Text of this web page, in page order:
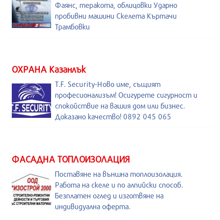
Фаянс, теракота, облицовки Ударно
пробивни машини Скелета Къртачи
Трамбовки
ОХРАНА Казанлък
T.F. Security-Ново име, същият
професионализъм! Осигурете сигурност и
спокойствие на вашия дом или бизнес.
Доказано качество! 0892 045 065
ФАСАДНА ТОПЛОИЗОЛАЦИЯ
Поставяне на външна топлоизолация.
Работа на скеле и по алпийски способ.
Безплатен оглед и изготвяне на
индивидуална оферта.